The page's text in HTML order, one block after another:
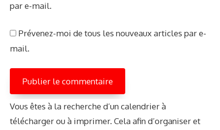
par e-mail.
Prévenez-moi de tous les nouveaux articles par e-
mail.
Vous êtes à la recherche d’un calendrier à
télécharger ou à imprimer. Cela afin d’organiser et